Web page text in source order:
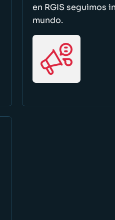
en RGIS seguimos
mundo.